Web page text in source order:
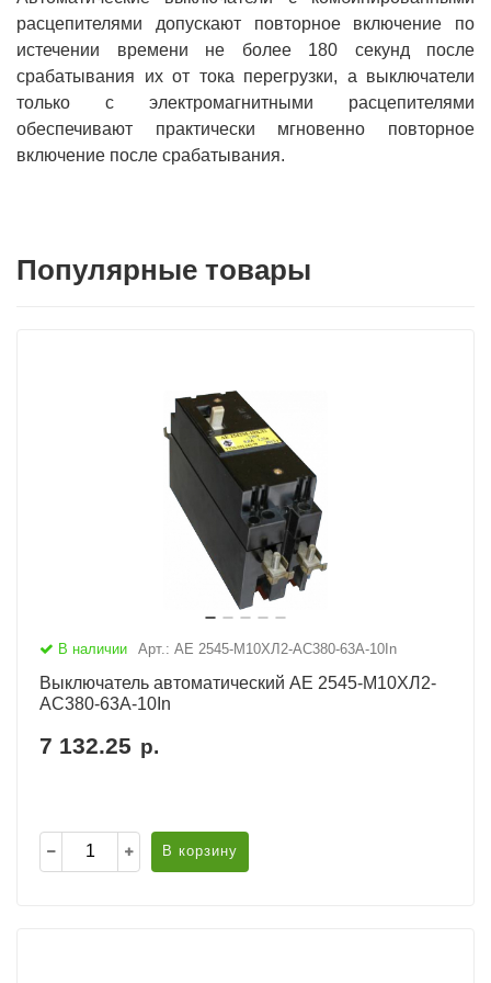
расцепителями допускают повторное включение по
истечении времени не более 180 секунд после
срабатывания их от тока перегрузки, а выключатели
только с электромагнитными расцепителями
обеспечивают практически мгновенно повторное
включение после срабатывания.
Популярные товары
В наличии Арт.: АЕ 2545-М10ХЛ2-AC380-63А-10In
Выключатель автоматический АЕ 2545-М10ХЛ2-
AC380-63А-10In
7 132.25 р.
В корзину